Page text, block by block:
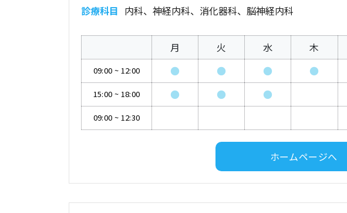
診療科目 内科、神経内科、消化器科、脳神経内科
月 火 水 木
09:00 ~ 12:00 ● ● ● ●
15:00 ~ 18:00 ● ● ●
09:00 ~ 12:30
ホームページへ